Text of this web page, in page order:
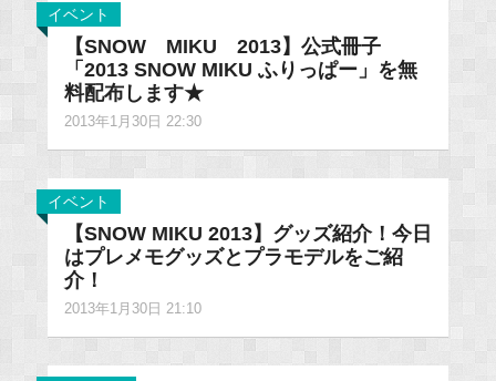
イベント
【SNOW MIKU 2013】公式冊子
「2013 SNOW MIKU ふりっぱー」を無
料配布します★
2013年1月30日 22:30
イベント
【SNOW MIKU 2013】グッズ紹介！今日
はプレメモグッズとプラモデルをご紹
介！
2013年1月30日 21:10